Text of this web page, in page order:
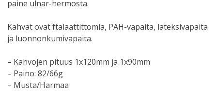
paine ulnar-hermosta.
Kahvat ovat ftalaattittomia, PAH-vapaita, lateksivapaita
ja luonnonkumivapaita.
– Kahvojen pituus 1x120mm ja 1x90mm
– Paino: 82/66g
– Musta/Harmaa